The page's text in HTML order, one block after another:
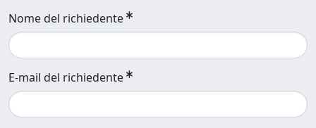
Nome del richiedente
E-mail del richiedente